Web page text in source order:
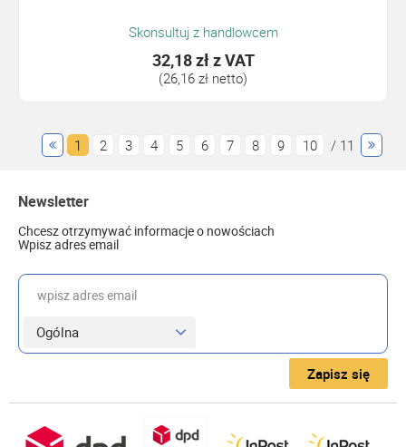
Skonsultuj z handlowcem
32,18 złz VAT
(26,16 zł netto)
1 2 3 4 5 6 7 8 9 10 / 11
Newsletter
Chcesz otrzymywać informacje o nowościach
Wpisz adres email
wpisz adres email
Zapisz się